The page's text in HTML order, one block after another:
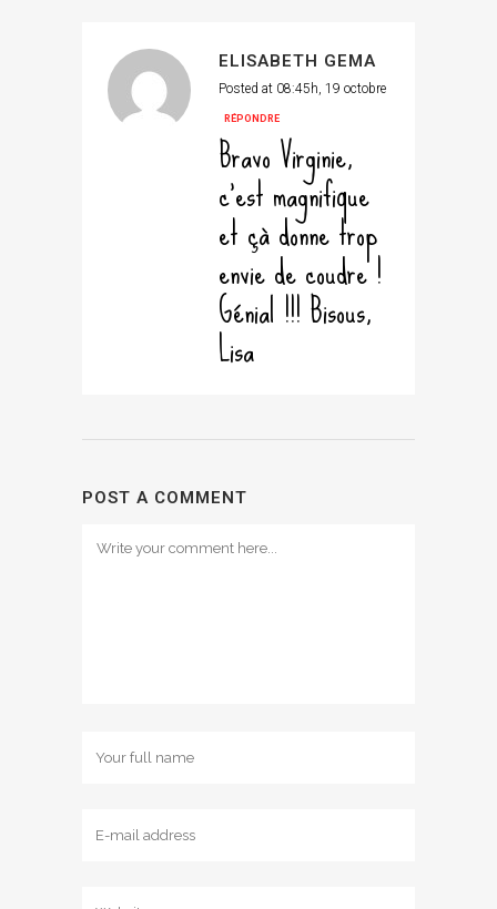
ELISABETH GEMA
Posted at 08:45h, 19 octobre
RÉPONDRE
Bravo Virginie,
c’est magnifique
et çà donne trop
envie de coudre !
Génial !!! Bisous,
Lisa
POST A COMMENT